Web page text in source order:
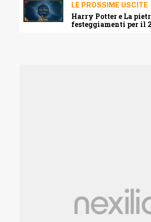
LE PROSSIME USCITE
Harry Potter e La
festeggiamenti per il